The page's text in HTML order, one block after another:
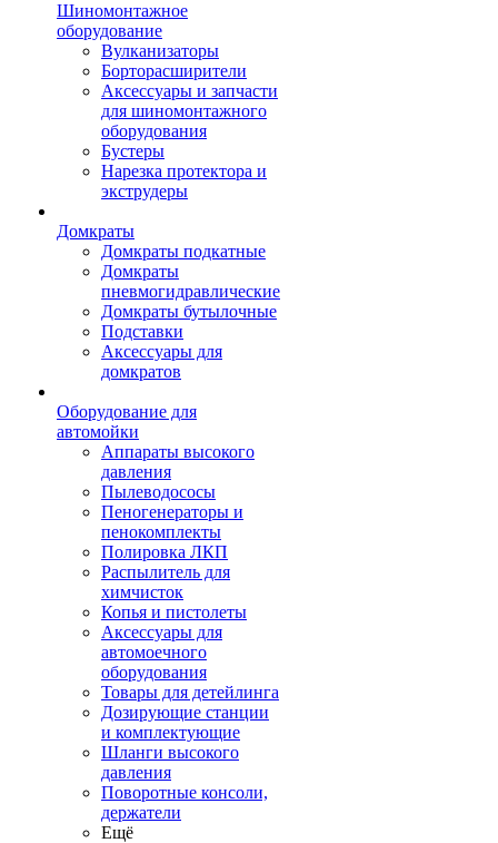
Шиномонтажное
оборудование
Вулканизаторы
Борторасширители
Аксессуары и запчасти
для шиномонтажного
оборудования
Бустеры
Нарезка протектора и
экструдеры
Домкраты
Домкраты подкатные
Домкраты
пневмогидравлические
Домкраты бутылочные
Подставки
Аксессуары для
домкратов
Оборудование для
автомойки
Аппараты высокого
давления
Пылеводососы
Пеногенераторы и
пенокомплекты
Полировка ЛКП
Распылитель для
химчисток
Копья и пистолеты
Аксессуары для
автомоечного
оборудования
Товары для детейлинга
Дозирующие станции
и комплектующие
Шланги высокого
давления
Поворотные консоли,
держатели
Ещё